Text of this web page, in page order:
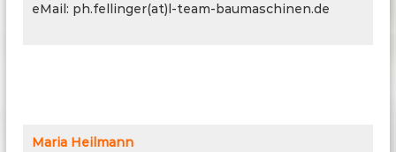
eMail: ph.fellinger(at)l-team-baumaschinen.de
Maria Heilmann